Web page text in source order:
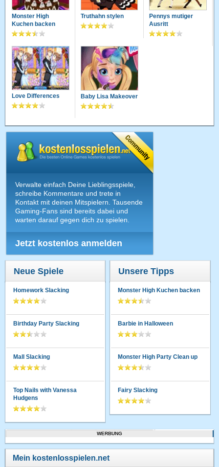
Monster High
Kuchen backen
Truthahn stylen
Pennys mutiger
Ausritt
Love Differences Baby Lisa Makeover
Verwalte einfach Deine Lieblingsspiele,
schreibe Kommentare und trete in
Kontakt mit deinen Mitspielern. Tausende
Gaming-Fans sind bereits dabei und
warten darauf gegen dich zu spielen.
Jetzt kostenlos anmelden
Neue Spiele
Homework Slacking
Birthday Party Slacking
Mall Slacking
Top Nails with Vanessa
Hudgens
Unsere Tipps
Monster High Kuchen backen
Barbie in Halloween
Monster High Party Clean up
Fairy Slacking
WERBUNG
Mein kostenlosspielen.net